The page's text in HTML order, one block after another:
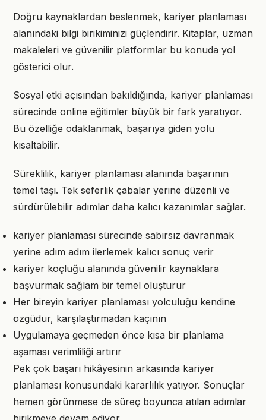
Doğru kaynaklardan beslenmek, kariyer planlaması
alanındaki bilgi birikiminizi güçlendirir. Kitaplar, uzman
makaleleri ve güvenilir platformlar bu konuda yol
gösterici olur.
Sosyal etki açısından bakıldığında, kariyer planlaması
sürecinde online eğitimler büyük bir fark yaratıyor.
Bu özelliğe odaklanmak, başarıya giden yolu
kısaltabilir.
Süreklilik, kariyer planlaması alanında başarının
temel taşı. Tek seferlik çabalar yerine düzenli ve
sürdürülebilir adımlar daha kalıcı kazanımlar sağlar.
kariyer planlaması sürecinde sabırsız davranmak
yerine adım adım ilerlemek kalıcı sonuç verir
kariyer koçluğu alanında güvenilir kaynaklara
başvurmak sağlam bir temel oluşturur
Her bireyin kariyer planlaması yolculuğu kendine
özgüdür, karşılaştırmadan kaçının
Uygulamaya geçmeden önce kısa bir planlama
aşaması verimliliği artırır
Pek çok başarı hikâyesinin arkasında kariyer
planlaması konusundaki kararlılık yatıyor. Sonuçlar
hemen görünmese de süreç boyunca atılan adımlar